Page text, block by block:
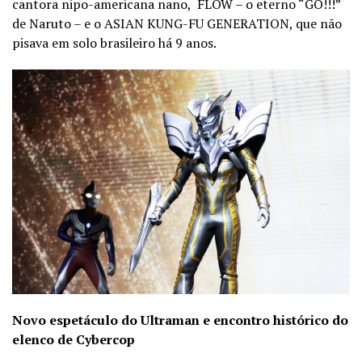
cantora nipo-americana nano, FLOW – o eterno “GO!!!”
de Naruto – e o ASIAN KUNG-FU GENERATION, que não
pisava em solo brasileiro há 9 anos.
Novo espetáculo do Ultraman e encontro histórico do
elenco de Cybercop